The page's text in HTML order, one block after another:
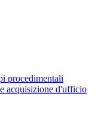
procedimentali
acquisizione d'ufficio